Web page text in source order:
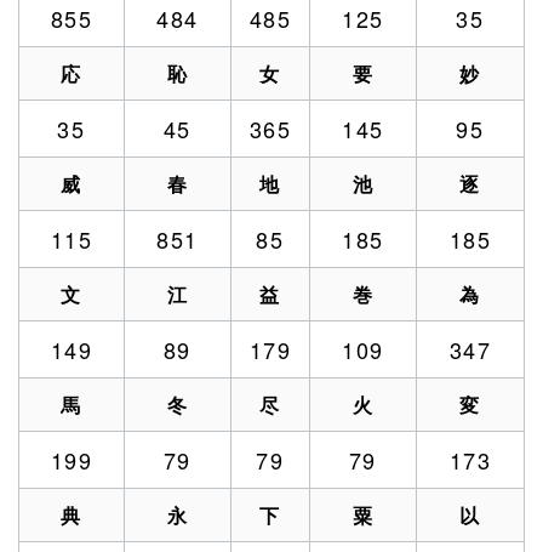
855 484 485 125 35
応 恥 女 要 妙
35 45 365 145 95
威 春 地 池 逐
115 851 85 185 185
文 江 益 巻 為
149 89 179 109 347
馬 冬 尽 火 変
199 79 79 79 173
典 永 下 粟 以